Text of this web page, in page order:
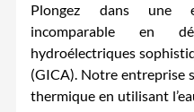
Plongez dans une
incomparable en
hydroélectriques
(GICA). Notre entreprise
thermique en utilisant